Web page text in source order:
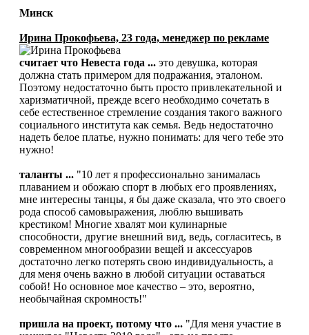
Минск
Ирина Прокофьева, 23 года, менеджер по рекламе
считает что Невеста года ... это девушка, которая
должна стать примером для подражания, эталоном.
Поэтому недостаточно быть просто привлекательной и
харизматичной, прежде всего необходимо сочетать в
себе естественное стремление создания такого важного
социального института как семья. Ведь недостаточно
надеть белое платье, нужно понимать: для чего тебе это
нужно!
таланты ... "10 лет я профессионально занималась
плаванием и обожаю спорт в любых его проявлениях,
мне интересны танцы, я бы даже сказала, что это своего
рода способ самовыражения, люблю вышивать
крестиком! Многие хвалят мои кулинарные
способности, другие внешний вид, ведь, согласитесь, в
современном многообразии вещей и аксессуаров
достаточно легко потерять свою индивидуальность, а
для меня очень важно в любой ситуации оставаться
собой! Но основное мое качество – это, вероятно,
необычайная скромность!"
пришла на проект, потому что ... "Для меня участие в